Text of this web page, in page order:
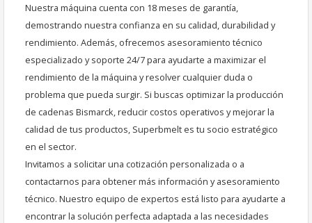
Nuestra máquina cuenta con 18 meses de garantía,
demostrando nuestra confianza en su calidad, durabilidad y
rendimiento. Además, ofrecemos asesoramiento técnico
especializado y soporte 24/7 para ayudarte a maximizar el
rendimiento de la máquina y resolver cualquier duda o
problema que pueda surgir. Si buscas optimizar la producción
de cadenas Bismarck, reducir costos operativos y mejorar la
calidad de tus productos, Superbmelt es tu socio estratégico
en el sector.
Invitamos a solicitar una cotización personalizada o a
contactarnos para obtener más información y asesoramiento
técnico. Nuestro equipo de expertos está listo para ayudarte a
encontrar la solución perfecta adaptada a las necesidades